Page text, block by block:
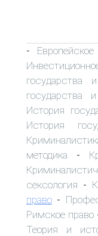
-
государства
государства
История
История
методика -
сексология -
право -
Римское право
Теория и